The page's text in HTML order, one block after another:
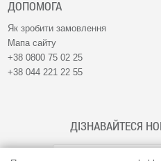
ДОПОМОГА
Як зробити замовлення
Мапа сайту
+38 0800 75 02 25
+38 044 221 22 55
ДІЗНАВАЙТЕСЯ